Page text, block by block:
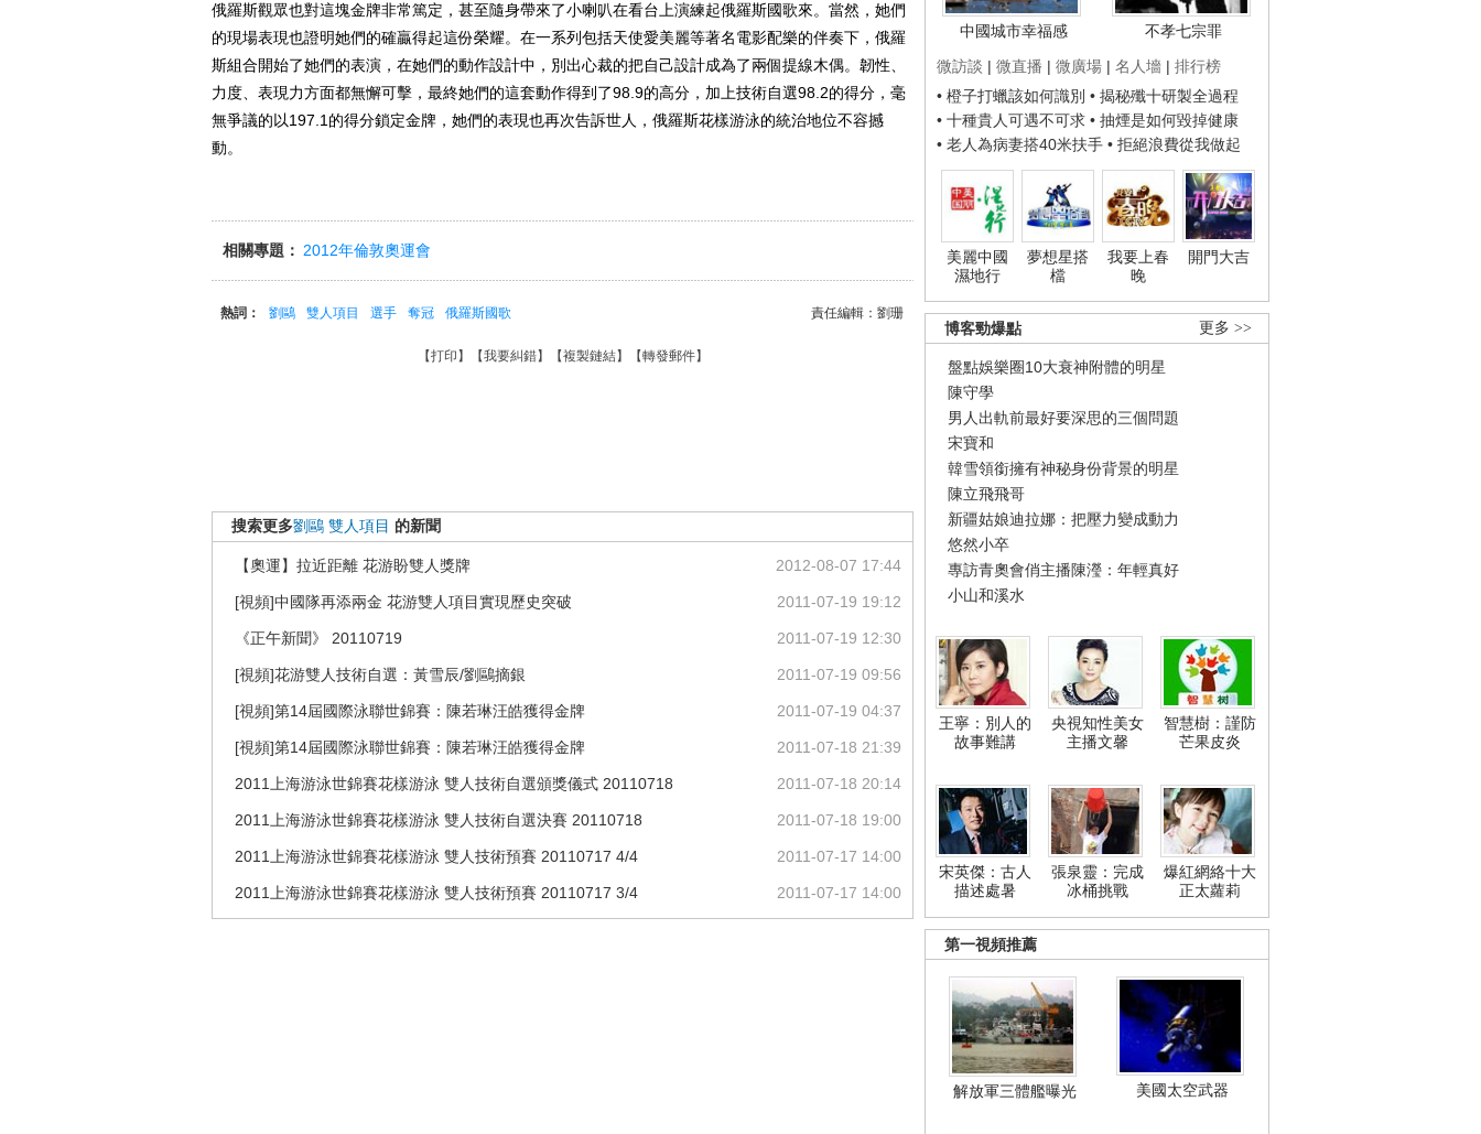
中國城市幸福感
不孝七宗罪
微訪談 | 微直播 | 微廣場 | 名人墻 | 排行榜
• 橙子打蠟該如何識別 • 揭秘殲十研製全過程
• 十種貴人可遇不可求 • 抽煙是如何毀掉健康
• 老人為病妻搭40米扶手 • 拒絕浪費從我做起
美麗中國
濕地行
夢想星搭
檔
我要上春
晚
開門大吉
更多 >>
博客勁爆點
盤點娛樂圈10大衰神附體的明星
陳守學
男人出軌前最好要深思的三個問題
宋寶和
韓雪領銜擁有神秘身份背景的明星
陳立飛飛哥
新疆姑娘迪拉娜：把壓力變成動力
悠然小卒
專訪青奧會俏主播陳瀅：年輕真好
小山和溪水
王寧：別人的
故事難講
央視知性美女
主播文馨
智慧樹：謹防
芒果皮炎
宋英傑：古人
描述處暑
張泉靈：完成
冰桶挑戰
爆紅網絡十大
正太蘿莉
第一視頻推薦
解放軍三體艦曝光 美國太空武器
俄羅斯觀眾也對這塊金牌非常篤定，甚至隨身帶來了小喇叭在看台上演練起俄羅斯國歌來。當然，她們
的現場表現也證明她們的確贏得起這份榮耀。在一系列包括天使愛美麗等著名電影配樂的伴奏下，俄羅
斯組合開始了她們的表演，在她們的動作設計中，別出心裁的把自己設計成為了兩個提線木偶。韌性、
力度、表現力方面都無懈可擊，最終她們的這套動作得到了98.9的高分，加上技術自選98.2的得分，毫
無爭議的以197.1的得分鎖定金牌，她們的表現也再次告訴世人，俄羅斯花樣游泳的統治地位不容撼
動。
相關專題： 2012年倫敦奧運會
責任編輯：劉珊
熱詞： 劉鷗 雙人項目 選手 奪冠 俄羅斯國歌
【打印 】【我要糾錯】【複製鏈結】【轉發郵件】
搜索更多劉鷗 雙人項目 的新聞
2012-08-07 17:44
【奧運】拉近距離 花游盼雙人獎牌
2011-07-19 19:12
[視頻]中國隊再添兩金 花游雙人項目實現歷史突破
2011-07-19 12:30
《正午新聞》 20110719
2011-07-19 09:56
[視頻]花游雙人技術自選：黃雪辰/劉鷗摘銀
2011-07-19 04:37
[視頻]第14屆國際泳聯世錦賽：陳若琳汪皓獲得金牌
2011-07-18 21:39
[視頻]第14屆國際泳聯世錦賽：陳若琳汪皓獲得金牌
2011-07-18 20:14
2011上海游泳世錦賽花樣游泳 雙人技術自選頒獎儀式 20110718
2011-07-18 19:00
2011上海游泳世錦賽花樣游泳 雙人技術自選決賽 20110718
2011-07-17 14:00
2011上海游泳世錦賽花樣游泳 雙人技術預賽 20110717 4/4
2011-07-17 14:00
2011上海游泳世錦賽花樣游泳 雙人技術預賽 20110717 3/4